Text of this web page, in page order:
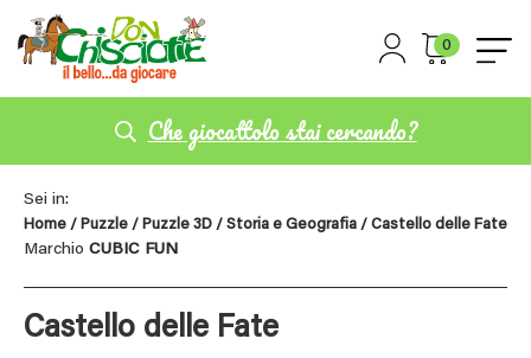
0
Che giocattolo stai cercando?
Sei in:
Home / Puzzle / Puzzle 3D / Storia e Geografia / Castello delle Fate
Marchio CUBIC FUN
Castello delle Fate